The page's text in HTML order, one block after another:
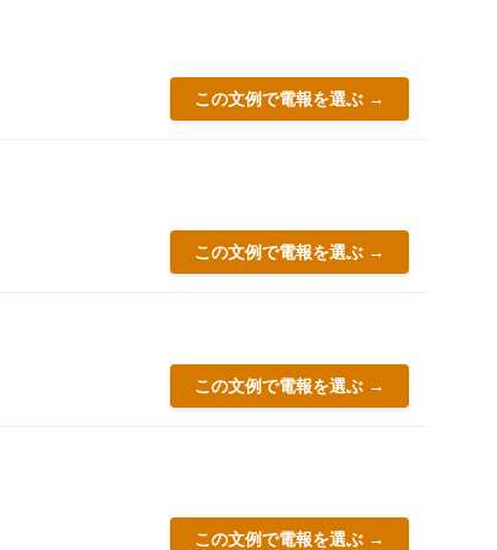
この文例で電報を選ぶ →
この文例で電報を選ぶ →
この文例で電報を選ぶ →
この文例で電報を選ぶ →